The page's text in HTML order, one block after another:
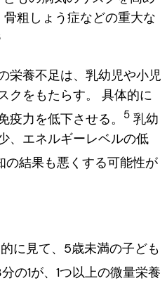
粗しょう症などの重大な
栄養不足は、乳幼児や小児
クをもたらす。 具体的に
力を低下させる。
5 乳幼
、エネルギーレベルの低
の結果も悪くする可能性が
に見て、5歳未満の子ども
の1が、1つ以上の微量栄養